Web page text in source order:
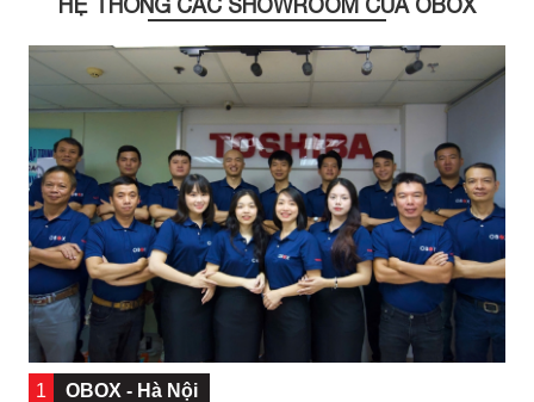
HỆ THỐNG CÁC SHOWROOM CỦA OBOX
1 OBOX - Hà Nội